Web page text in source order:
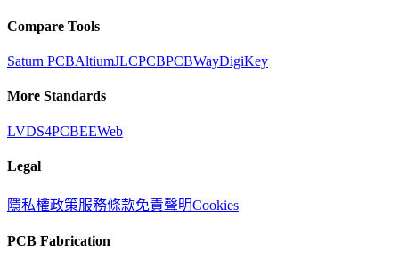
Compare Tools
Saturn PCBAltiumJLCPCBPCBWayDigiKey
More Standards
LVDS4PCBEEWeb
Legal
隱私權政策服務條款免責聲明Cookies
PCB Fabrication